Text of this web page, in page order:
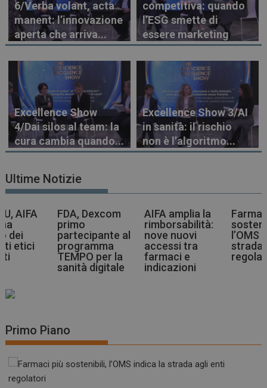
6/Verba volant, acta
manent: l’innovazione
aperta che arriva...
competitiva: quando
l’ESG smette di
essere marketing
Excellence Show
4/Dai silos al team: la
cura cambia quando...
Excellence Show 3/AI
in sanità: il rischio
non è l’algoritmo...
Ultime Notizie
Dexcom
al
per la
digitale
AIFA amplia la
rimborsabilità:
nove nuovi
accessi tra
farmaci e
indicazioni
Farmaci più
sostenibili,
l’OMS indica la
strada agli enti
regolatori
Primo Piano